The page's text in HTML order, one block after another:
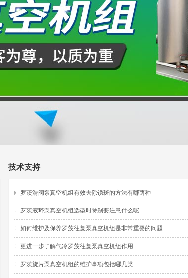
技术支持
罗茨滑阀泵真空机组有效去除锈斑的方法有哪两种
罗茨液环泵真空机组选型时特别要注意什么呢
如何维护及保养罗茨往复泵真空机组是非常重要的问题
更进一步了解气冷罗茨往复泵真空机组作用
罗茨旋片泵真空机组的维护事项包括哪几类